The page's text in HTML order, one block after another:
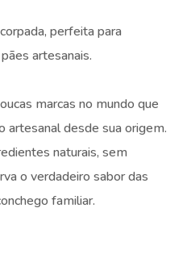
perfeita para
artesanais.
marcas no mundo que
desde sua origem.
naturais, sem
o verdadeiro sabor das
familiar.